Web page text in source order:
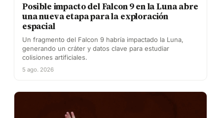
Posible impacto del Falcon 9 en la Luna abre
una nueva etapa para la exploración
espacial
Un fragmento del Falcon 9 habría impactado la Luna,
generando un cráter y datos clave para estudiar
colisiones artificiales.
5 ago. 2026